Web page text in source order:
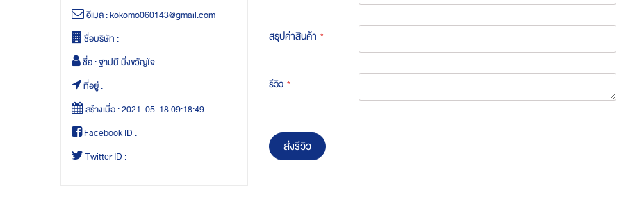
อีเมล :kokomo060143@gmail.com
ชื่อบริษัท :
ชื่อ :ฐาปนี มิ่งขวัญใจ
ที่อยู่ :
สร้างเมื่อ :2021-05-18 09:18:49
Facebook ID :
Twitter ID :
สรุปค่าสินค้า
รีวิว
ส่งรีวิว